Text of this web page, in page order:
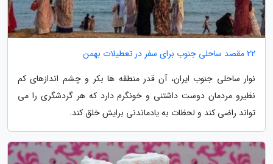
22 مقصد ساحلی جنوب برای سفر در تعطیلات بهمن
نوار ساحلی جنوب ایران، آن قدر منطقه ها بکر و چشم اندازهای کم
نظیرو مردمان دوست داشتنی و خونگرم دارد که هر گردشگری را می
تواند راضی کند و لحظات به یادماندنی برایش خلق کند.